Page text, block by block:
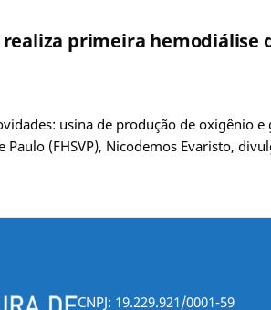
primeira hemodiálise
usina de produção de oxigênio
Paulo (FHSVP), Nicodemos Evaristo,
CNPJ: 19.229.921/0001-59